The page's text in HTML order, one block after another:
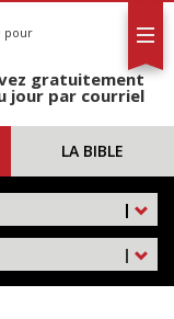
pour
gratuitement
jour par courriel
LA BIBLE
|
|